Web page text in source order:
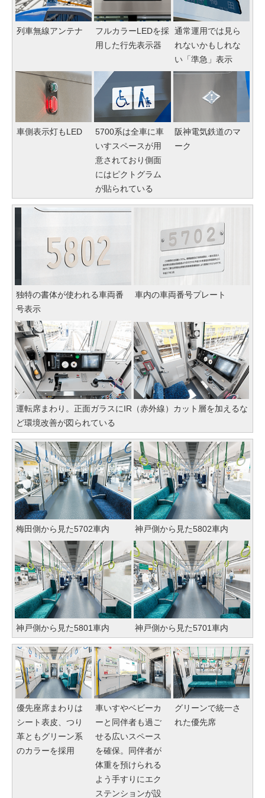
列車無線アンテナ
フルカラーLEDを採
用した行先表示器
通常運用では見ら
れないかもしれな
い「準急」表示
車側表示灯もLED
5700系は全車に車
いすスペースが用
意されており側面
にはピクトグラム
が貼られている
阪神電気鉄道のマ
ーク
独特の書体が使われる車両番
号表示
車内の車両番号プレート
運転席まわり。正面ガラスにIR（赤外線）カット層を加えるな
ど環境改善が図られている
梅田側から見た5702車内 神戸側から見た5802車内
神戸側から見た5801車内 神戸側から見た5701車内
優先座席まわりは
シート表皮、つり
革ともグリーン系
のカラーを採用
車いすやベビーカ
ーと同伴者も過ご
せる広いスペース
を確保。同伴者が
体重を預けられる
よう手すりにエク
ステンションが設
グリーンで統一さ
れた優先席